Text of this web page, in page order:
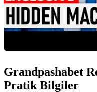
Grandpashabet
Pratik Bilgiler